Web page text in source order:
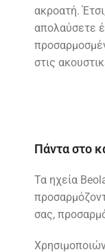
ακροατή.
απολαύσετε
στις
Πάντα στο
Τα ηχεία
σας,